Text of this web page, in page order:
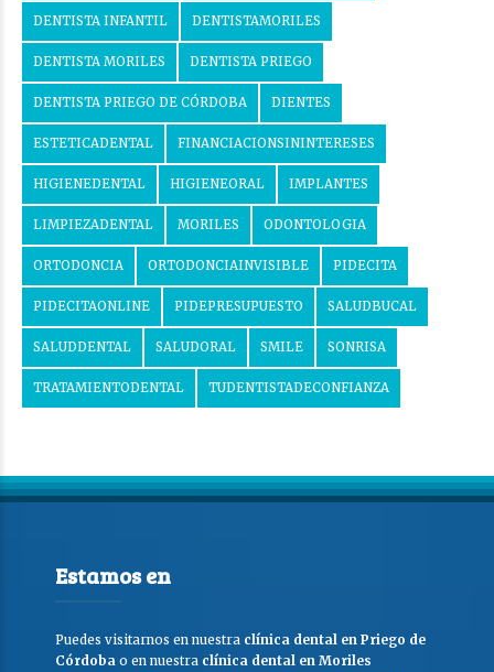
DENTISTA INFANTIL DENTISTAMORILES
DENTISTA MORILES DENTISTA PRIEGO
DENTISTA PRIEGO DE CÓRDOBA DIENTES
ESTETICADENTAL FINANCIACIONSININTERESES
HIGIENEDENTAL HIGIENEORAL IMPLANTES
LIMPIEZADENTAL MORILES ODONTOLOGIA
ORTODONCIA ORTODONCIAINVISIBLE PIDECITA
PIDECITAONLINE PIDEPRESUPUESTO SALUDBUCAL
SALUDDENTAL SALUDORAL SMILE SONRISA
TRATAMIENTODENTAL TUDENTISTADECONFIANZA
Estamos en
Puedes visitarnos en nuestra clínica dental en Priego de
Córdoba o en nuestra clínica dental en Moriles